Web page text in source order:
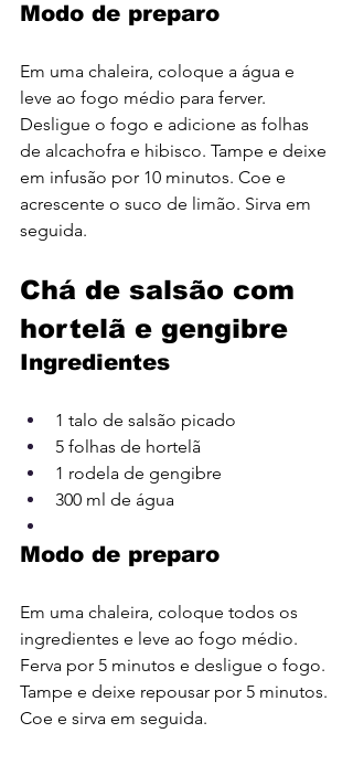
Modo de preparo
Em uma chaleira, coloque a água e
leve ao fogo médio para ferver.
Desligue o fogo e adicione as folhas
de alcachofra e hibisco. Tampe e deixe
em infusão por 10 minutos. Coe e
acrescente o suco de limão. Sirva em
seguida.
Chá de salsão com
hortelã e gengibre
Ingredientes
1 talo de salsão picado
5 folhas de hortelã
1 rodela de gengibre
300 ml de água
Modo de preparo
Em uma chaleira, coloque todos os
ingredientes e leve ao fogo médio.
Ferva por 5 minutos e desligue o fogo.
Tampe e deixe repousar por 5 minutos.
Coe e sirva em seguida.